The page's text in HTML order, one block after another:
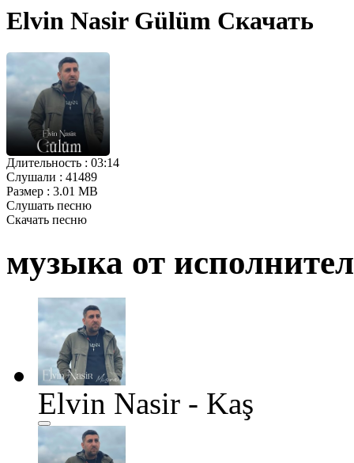
Elvin Nasir Gülüm Скачать
Длительность : 03:14
Слушали : 41489
Размер : 3.01 MB
Слушать песню
Скачать песню
музыка от
Elvin Nasir - Kaş